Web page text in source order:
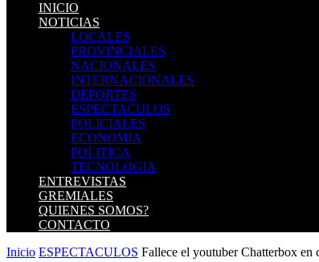
INICIO
NOTICIAS
LOCALES
PROVINCIALES
NACIONALES
INTERNACIONALES
DEPORTES
ESPECTACULOS
POLICIALES
ECONOMIA
POLITICA
TECNOLOGIA
ENTREVISTAS
GREMIALES
QUIENES SOMOS?
CONTACTO
Inicio ESPECTACULOS Fallece el youtuber Chatterbox